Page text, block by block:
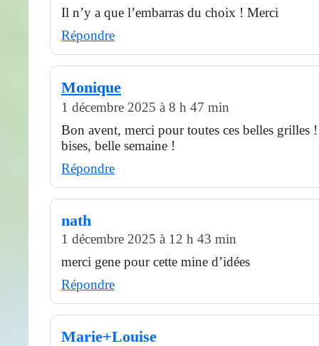
Il n’y a que l’embarras du choix ! Merci
Répondre
Monique
1 décembre 2025 à 8 h 47 min
Bon avent, merci pour toutes ces belles grilles !
bises, belle semaine !
Répondre
nath
1 décembre 2025 à 12 h 43 min
merci gene pour cette mine d’idées
Répondre
Marie+Louise